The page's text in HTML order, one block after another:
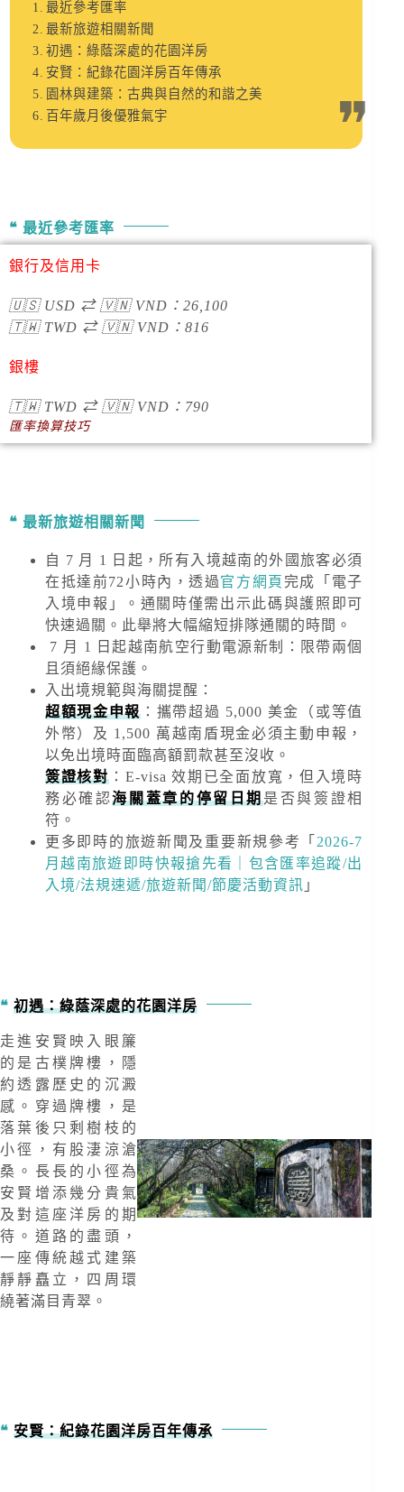
最近參考匯率
最新旅遊相關新聞
初遇：綠蔭深處的花園洋房
安賢：紀錄花園洋房百年傳承
園林與建築：古典與自然的和諧之美
百年歲月後優雅氣宇
最近參考匯率
銀行及信用卡
🇺🇸USD ⇄ 🇻🇳VND ： 26,100
🇹🇼TWD ⇄ 🇻🇳VND ： 816
銀樓
🇹🇼TWD ⇄ 🇻🇳VND ：790
匯率換算技巧
最新旅遊相關新聞
自 7 月 1 日起，所有入境越南的外國旅客必須
在抵達前72小時內，透過官方網頁 完成「電子
入境申報」。通關時僅需出示此碼與護照即可
快速過關。此舉將大幅縮短排隊通關的時間。
7 月 1 日起越南航空行動電源新制：限帶兩個
且須絕緣保護。
入出境規範與海關提醒 ：
超額現金申報 ：攜帶超過 5,000 美金
（或等值
外幣）及 1,500 萬越南盾現金必須主動申報，
以免出境時面臨高額罰款甚至沒收。
簽證核對：E-visa 效期已全面放寬，但入境時
務必確認海關蓋章的停留日期是否與簽證相
符。
更多即時的旅遊新聞及重要新規參考「 2026-7
月越南旅遊即時快報搶先看｜包含匯率追蹤/出
入境/法規速遞/旅遊新聞/節慶活動資訊 」
初遇：綠蔭深處的花園洋房
走進安賢映入眼簾
的是古樸牌樓，隱
約透露歷史的沉澱
感。穿過牌樓，是
落葉後只剩樹枝的
小徑，有股淒涼滄
桑。長長的小徑為
安賢增添幾分貴氣
及對這座洋房的期
待。道路的盡頭，
一座傳統越式建築
靜靜矗立，四周環
繞著滿目青翠。
安賢：紀錄花園洋房百年傳承